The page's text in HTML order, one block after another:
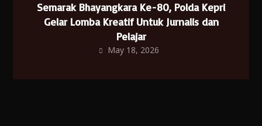
Semarak Bhayangkara Ke-80, Polda Kepri
Gelar Lomba Kreatif Untuk Jurnalis dan
Pelajar
May 18, 2026